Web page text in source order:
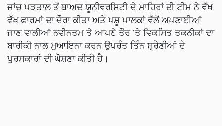
ਜਾਂਚ ਪੜਤਾਲ ਤੋਂ ਬਾਅਦ ਯੂਨੀਵਰਸਿਟੀ ਦੇ ਮਾਹਿਰਾਂ ਦੀ ਟੀਮ ਨੇ ਵੱਖ
ਵੱਖ ਫਾਰਮਾਂ ਦਾ ਦੌਰਾ ਕੀਤਾ ਅਤੇ ਪਸ਼ੂ ਪਾਲਕਾਂ ਵੱਲੋਂ ਅਪਣਾਈਆਂ
ਜਾਣ ਵਾਲੀਆਂ ਨਵੀਨਤਮ ਤੇ ਆਪਣੇ ਤੌਰ ’ਤੇ ਵਿਕਸਿਤ ਤਕਨੀਕਾਂ ਦਾ
ਬਾਰੀਕੀ ਨਾਲ ਮੁਆਇਨਾ ਕਰਨ ਉਪਰੰਤ ਤਿੰਨ ਸ਼੍ਰੇਣੀਆਂ ਦੇ
ਪੁਰਸਕਾਰਾਂ ਦੀ ਘੋਸ਼ਣਾ ਕੀਤੀ ਹੈ।